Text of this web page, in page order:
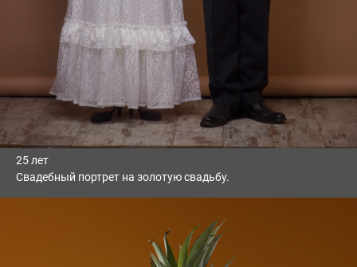
25 лет
Свадебный портрет на золотую свадьбу.